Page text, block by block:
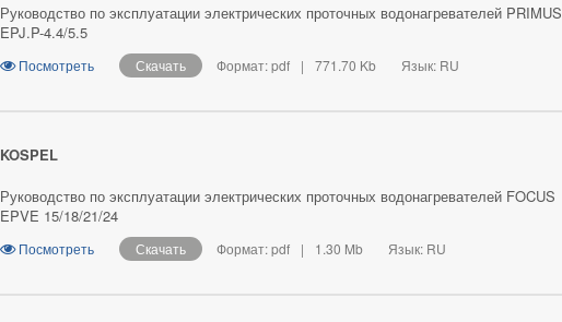
Руководство по эксплуатации электрических проточных водонагревателей PRIMUS
EPJ.P-4.4/5.5
Посмотреть Скачать Формат: pdf | 771.70 Kb Язык: RU
KOSPEL
Руководство по эксплуатации электрических проточных водонагревателей FOCUS
EPVE 15/18/21/24
Посмотреть Скачать Формат: pdf | 1.30 Mb Язык: RU